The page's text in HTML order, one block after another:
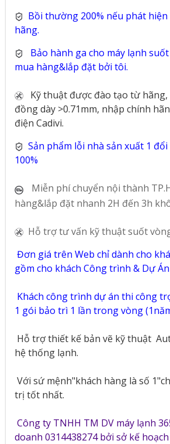
Bồi thường 200% nếu phát
hãng.
Bảo hành ga cho máy lạnh
mua hàng&lắp đặt bởi tôi.
Kỹ thuật được đào tạo từ
đồng dày >0.71mm, nhập chính
điện Cadivi.
Sản phẩm lỗi nhà sản xuất 1 đổi
100%
Miễn phí chuyển nội thành
hàng&lắp đặt nhanh 2H đến 3h
Hỗ trợ tư vấn kỹ thuật suốt
Đơn giá trên Web chỉ dành cho
gồm cho khách Công trình & Dự Án
Khách công trình dự án thi công
1 gói bảo trì 1 lần trong vòng
Hỗ trợ thiết kế bản vẽ kỹ thuật
hệ thống lạnh.
Với sứ mệnh"khách hàng là số
trị tốt nhất.
Công ty TNHH TM DV máy lạnh
doanh 0314438274 bởi sở kế